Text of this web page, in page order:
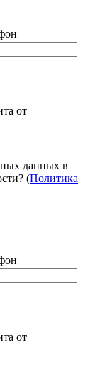
от
данных в
(Политика
от